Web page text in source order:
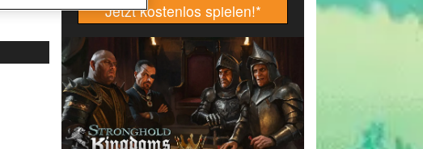
Jetzt kostenlos spielen!*